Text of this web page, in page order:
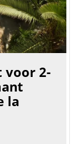
voor 2-
la